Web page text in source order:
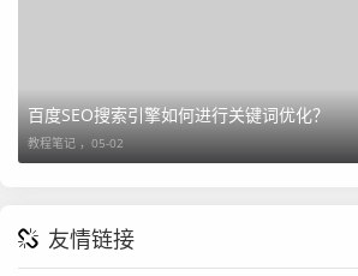
百度SEO搜索引擎如何进行关键词优化？
教程笔记 ， 05-02
友情链接